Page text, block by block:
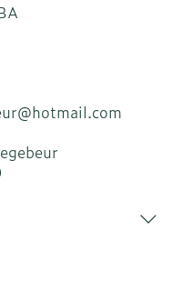
hotmail.com